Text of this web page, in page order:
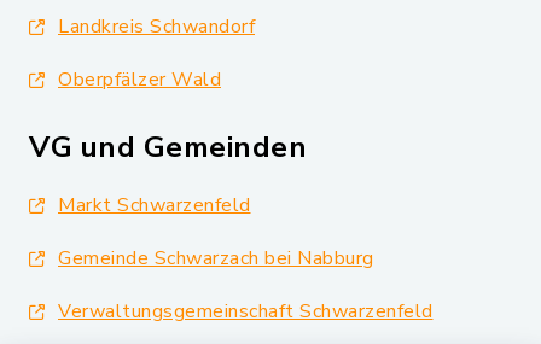
Landkreis Schwandorf
Oberpfälzer Wald
VG und Gemeinden
Markt Schwarzenfeld
Gemeinde Schwarzach bei Nabburg
Verwaltungsgemeinschaft Schwarzenfeld